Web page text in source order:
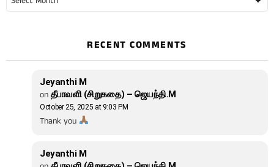
RECENT COMMENTS
Jeyanthi M
on தீபாவளி (சிறுகதை) – ஜெயந்தி.M
October 25, 2025 at 9:03 PM
Thank you
Jeyanthi M